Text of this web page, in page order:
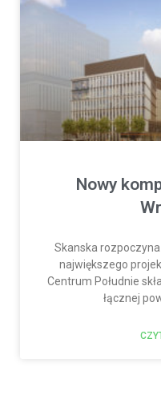
Nowy
Skanska
największego
Centrum Południe
łącznej